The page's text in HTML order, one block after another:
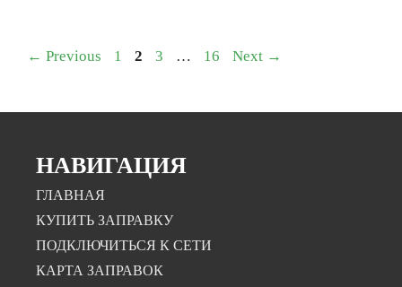
← Previous 1 2 3 … 16 Next →
НАВИГАЦИЯ
ГЛАВНАЯ
КУПИТЬ ЗАПРАВКУ
ПОДКЛЮЧИТЬСЯ К СЕТИ
КАРТА ЗАПРАВОК